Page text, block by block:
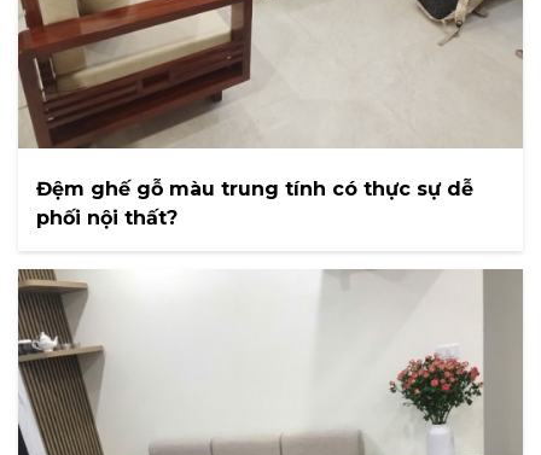
Đệm ghế gỗ màu trung tính có thực sự dễ
phối nội thất?